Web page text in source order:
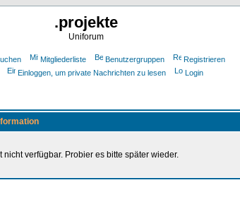
.projekte
Uniforum
Mitgliederliste Benutzergruppen
Registrieren
Einloggen, um private Nachrichten zu lesen Login
verfügbar. Probier es bitte später wieder.